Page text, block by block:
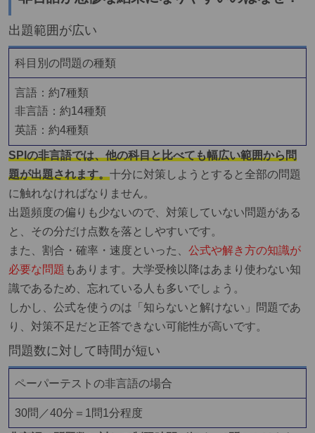
出題範囲が広い
科目別の問題の種類
言語：約7種類
非言語：約14種類
英語：約4種類
SPIの非言語では、他の科目と比べても幅広い範囲から問
題が出題されます。十分に対策しようとすると全部の問題
に触れなければなりません。
出題頻度の偏りも少ないので、対策していない問題がある
と、その分だけ点数を落としやすいです。
また、割合・確率・速度といった、 公式や解き方の知識が
必要な問題 もあります。大学受検以降はあまり使わない知
識であるため、忘れている人も多いでしょう。
しかし、公式を使うのは「知らないと解けない」問題であ
り、対策不足だと正答できない可能性が高いです。
問題数に対して時間が短い
ペーパーテストの非言語の場合
30問／40分＝1問1分程度